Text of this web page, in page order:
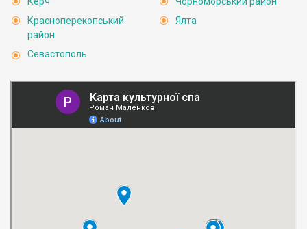
Красноперекопський
район
Севастополь
Ялта